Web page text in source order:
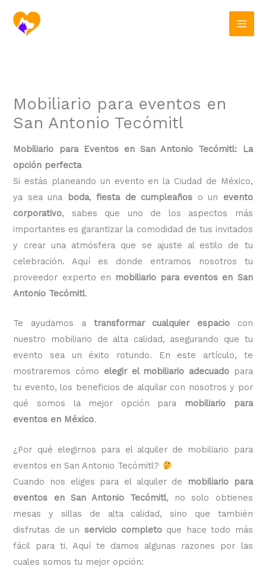
contenido
Mobiliario para eventos en
San Antonio Tecómitl
Mobiliario para Eventos en San Antonio Tecómitl: La
opción perfecta
Si estás planeando un evento en la Ciudad de México,
ya sea una
boda,fiesta de cumpleaños o un evento
corporativo, sabes que uno de los aspectos más
importantes es garantizar la comodidad de tus invitados
y crear una atmósfera que se ajuste al estilo de tu
celebración. Aquí es donde entramos nosotros tu
proveedor experto en mobiliario para eventos en San
Antonio Tecómitl.
Te ayudamos a transformar cualquier espaciocon
nuestro mobiliario de alta calidad, asegurando que tu
evento sea un éxito rotundo. En este artículo, te
mostraremos cómo elegir el mobiliario adecuadopara
tu evento, los beneficios de alquilar con nosotros y por
qué somos la mejor opción para
mobiliario para
eventos en México.
¿Por qué elegirnos para el alquiler de mobiliario para
eventos en San Antonio Tecómitl?
Cuando nos eliges para el alquiler de
mobiliario para
eventos en San Antonio Tecómitl, no solo obtienes
mesas y sillas de alta calidad, sino que también
disfrutas de un servicio completoque hace todo más
fácil para ti. Aquí te damos algunas razones por las
cuales somos tu mejor opción: